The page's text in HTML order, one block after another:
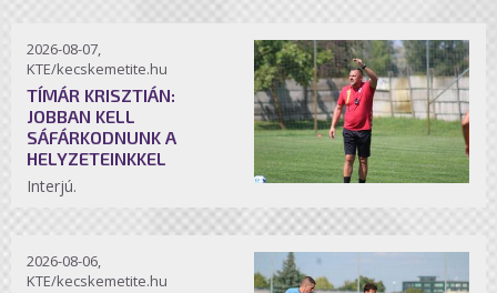
2026-08-07,
KTE/kecskemetite.hu
TÍMÁR KRISZTIÁN:
JOBBAN KELL
SÁFÁRKODNUNK A
HELYZETEINKKEL
Interjú.
2026-08-06,
KTE/kecskemetite.hu